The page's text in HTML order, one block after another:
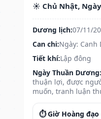
☀️ Chủ Nhật,
Dương lịch:07/11/
Can chi:Ngày: Canh
Tiết khí:Lập đông
Ngày Thuần Dương:
thuận lợi, được
muốn, tranh luận
⏱️ Giờ Hoàng đạo